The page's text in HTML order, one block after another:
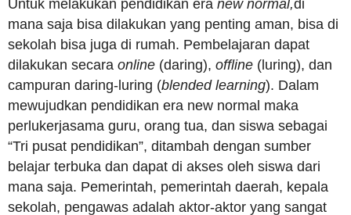
Untuk melakukan pendidikan era new normal,di
mana saja bisa dilakukan yang penting aman, bisa di
sekolah bisa juga di rumah. Pembelajaran dapat
dilakukan secara online (daring), offline (luring), dan
campuran daring-luring (blended learning). Dalam
mewujudkan pendidikan era new normal maka
perlukerjasama guru, orang tua, dan siswa sebagai
“Tri pusat pendidikan”, ditambah dengan sumber
belajar terbuka dan dapat di akses oleh siswa dari
mana saja. Pemerintah, pemerintah daerah, kepala
sekolah, pengawas adalah aktor-aktor yang sangat